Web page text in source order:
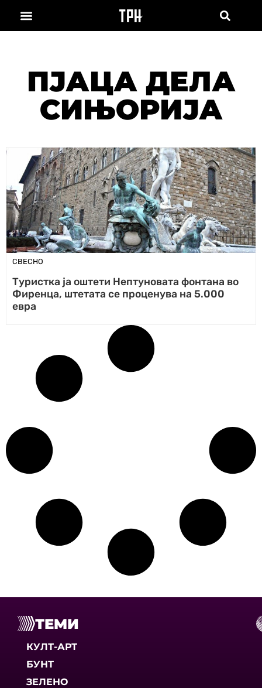
ПЈАЦА ДЕЛА
СИЊОРИЈА
СВЕСНО
Туристка ја оштети Нептуновата фонтана во
Фиренца, штетата се проценува на 5.000
евра
ТЕМИ
КУЛТ-АРТ
БУНТ
ЗЕЛЕНО